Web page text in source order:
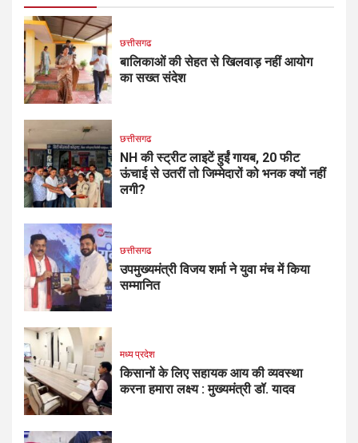
छत्तीसगढ
बालिकाओं की सेहत से खिलवाड़ नहीं आयोग
का सख्त संदेश
छत्तीसगढ
NH की स्ट्रीट लाइटें हुईं गायब, 20 फीट
ऊंचाई से उतरीं तो जिम्मेदारों को भनक क्यों नहीं
लगी?
छत्तीसगढ
उपमुख्यमंत्री विजय शर्मा ने युवा मंच में किया
सम्मानित
मध्य प्रदेश
किसानों के लिए सहायक आय की व्यवस्था
करना हमारा लक्ष्य : मुख्यमंत्री डॉ. यादव